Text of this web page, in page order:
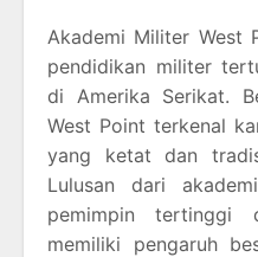
Akademi Militer West
pendidikan militer
di Amerika Serikat.
West Point terkenal
yang ketat dan
Lulusan dari
pemimpin tertinggi
memiliki pengaruh